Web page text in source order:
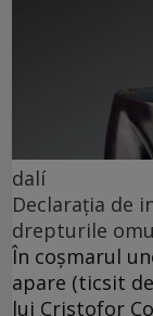
dalí
Declarația de
drepturile
În coșmarul
apare (ticsit
lui Cristofor